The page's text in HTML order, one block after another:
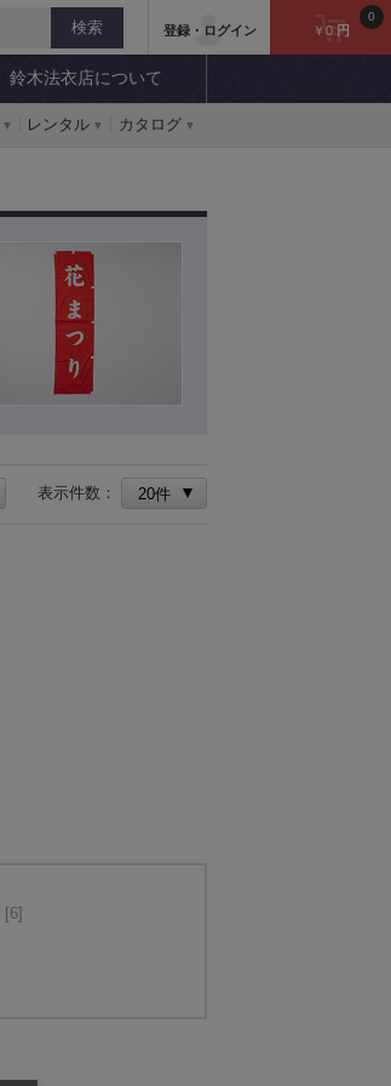
登録・ログイン ￥0円
0
鈴木法衣店について
レンタル カタログ
表示件数：
[6]